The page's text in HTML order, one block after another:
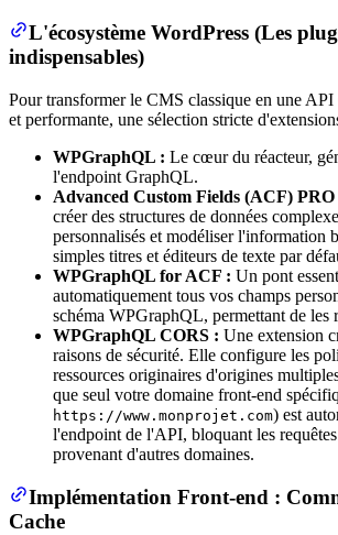
L'écosystème WordPress (Les
indispensables)
Pour transformer le CMS classique en une
et performante, une sélection stricte
WPGraphQL : Le cœur du réacteur,
l'endpoint GraphQL.
Advanced Custom Fields (ACF) PRO
créer des structures de données
personnalisés et modéliser l'information
simples titres et éditeurs de texte par
WPGraphQL for ACF : Un pont
automatiquement tous vos champs
schéma WPGraphQL, permettant de les
WPGraphQL CORS : Une extension
raisons de sécurité. Elle configure les
ressources originaires d'origines
que seul votre domaine front-end
https://www.monprojet.com) est
l'endpoint de l'API, bloquant les
provenant d'autres domaines.
Implémentation Front-end :
Cache